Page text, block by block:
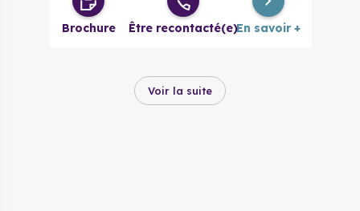
Brochure Être recontacté(e)En savoir +
Voir la suite